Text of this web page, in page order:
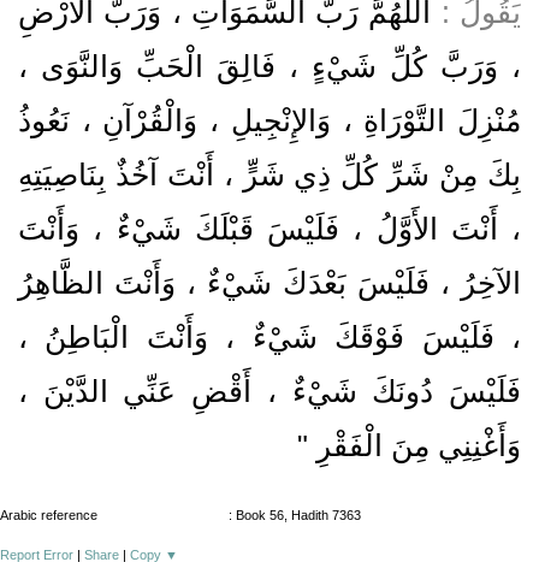
يَقُولُ : اللَّهُمَّ رَبَّ السَّمَوَاتِ ، وَرَبَّ الأَرْضِ
، وَرَبَّ كُلِّ شَيْءٍ ، فَالِقَ الْحَبِّ وَالنَّوَى ،
مُنْزِلَ التَّوْرَاةِ ، وَالإِنْجِيلِ ، وَالْقُرْآنِ ، نَعُوذُ
بِكَ مِنْ شَرِّ كُلِّ ذِي شَرٍّ ، أَنْتَ آخُذٌ بِنَاصِيَتِهِ
، أَنْتَ الأَوَّلُ ، فَلَيْسَ قَبْلَكَ شَيْءٌ ، وَأَنْتَ
الآخِرُ ، فَلَيْسَ بَعْدَكَ شَيْءٌ ، وَأَنْتَ الظَّاهِرُ
، فَلَيْسَ فَوْقَكَ شَيْءٌ ، وَأَنْتَ الْبَاطِنُ ،
فَلَيْسَ دُونَكَ شَيْءٌ ، أَقْضِ عَنِّي الدَّيْنَ ،
وَأَغْنِنِي مِنَ الْفَقْرِ "
Arabic reference : Book 56, Hadith 7363
Report Error | Share | Copy ▼